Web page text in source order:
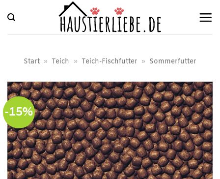
Inhalt
springen
Start » Teich » Teich-Fischfutter » Sommerfutter
-15%